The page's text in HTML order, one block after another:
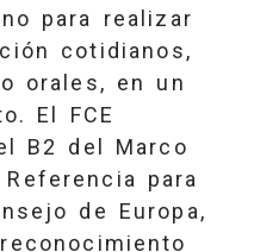
para realizar
cotidianos,
orales, en un
El FCE
B2 del Marco
para
de Europa,